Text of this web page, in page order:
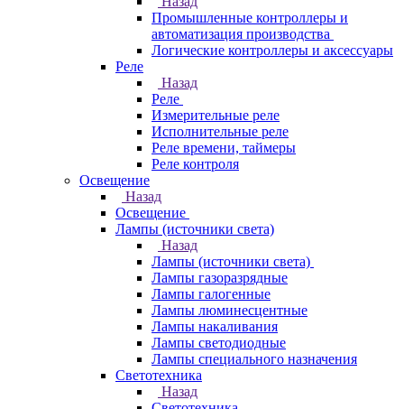
Промышленные контроллеры и
автоматизация производства
Логические контроллеры и аксессуары
Реле
Назад
Реле
Измерительные реле
Исполнительные реле
Реле времени, таймеры
Реле контроля
Освещение
Назад
Освещение
Лампы (источники света)
Назад
Лампы (источники света)
Лампы газоразрядные
Лампы галогенные
Лампы люминесцентные
Лампы накаливания
Лампы светодиодные
Лампы специального назначения
Светотехника
Назад